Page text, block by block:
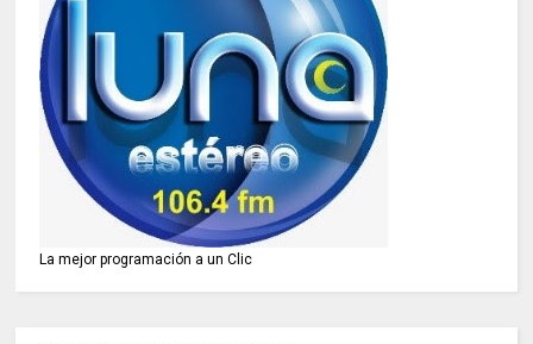
La mejor programación a un Clic